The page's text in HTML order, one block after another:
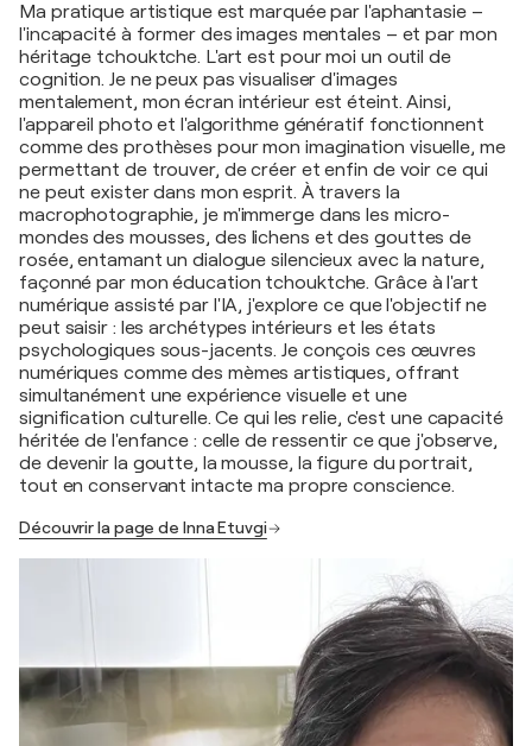
Ma pratique artistique est marquée par l'aphantasie –
l'incapacité à former des images mentales – et par mon
héritage tchouktche. L'art est pour moi un outil de
cognition. Je ne peux pas visualiser d'images
mentalement, mon écran intérieur est éteint. Ainsi,
l'appareil photo et l'algorithme génératif fonctionnent
comme des prothèses pour mon imagination visuelle, me
permettant de trouver, de créer et enfin de voir ce qui
ne peut exister dans mon esprit. À travers la
macrophotographie, je m'immerge dans les micro-
mondes des mousses, des lichens et des gouttes de
rosée, entamant un dialogue silencieux avec la nature,
façonné par mon éducation tchouktche. Grâce à l'art
numérique assisté par l'IA, j'explore ce que l'objectif ne
peut saisir : les archétypes intérieurs et les états
psychologiques sous-jacents. Je conçois ces œuvres
numériques comme des mèmes artistiques, offrant
simultanément une expérience visuelle et une
signification culturelle. Ce qui les relie, c'est une capacité
héritée de l'enfance : celle de ressentir ce que j'observe,
de devenir la goutte, la mousse, la figure du portrait,
tout en conservant intacte ma propre conscience.
Découvrir la page de Inna Etuvgi